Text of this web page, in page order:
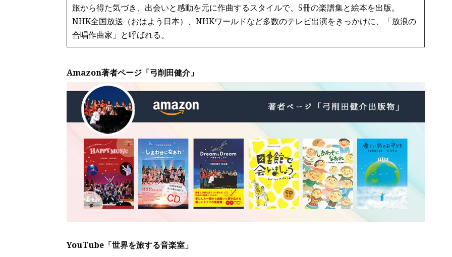
旅から得た気づき、出会いと感動を元に作曲するスタイルで、5冊の楽譜集と絵本を出版。
NHK全国放送（おはよう日本）、NHKワールドなど多数のテレビ出演をきっかけに、「放浪の
合唱作曲家」と呼ばれる。
Amazon著者ページ「弓削田健介」
YouTube「世界を旅する音楽室」